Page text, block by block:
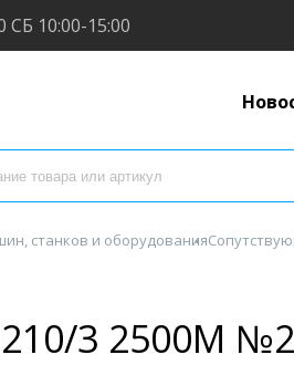
10:00-15:00
станков и оборудования
3 2500М